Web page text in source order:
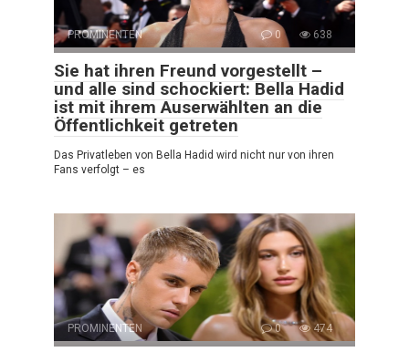
PROMINENTEN 0 638
Sie hat ihren Freund vorgestellt –
und alle sind schockiert: Bella Hadid
ist mit ihrem Auserwählten an die
Öffentlichkeit getreten
Das Privatleben von Bella Hadid wird nicht nur von ihren
Fans verfolgt – es
PROMINENTEN 0 474